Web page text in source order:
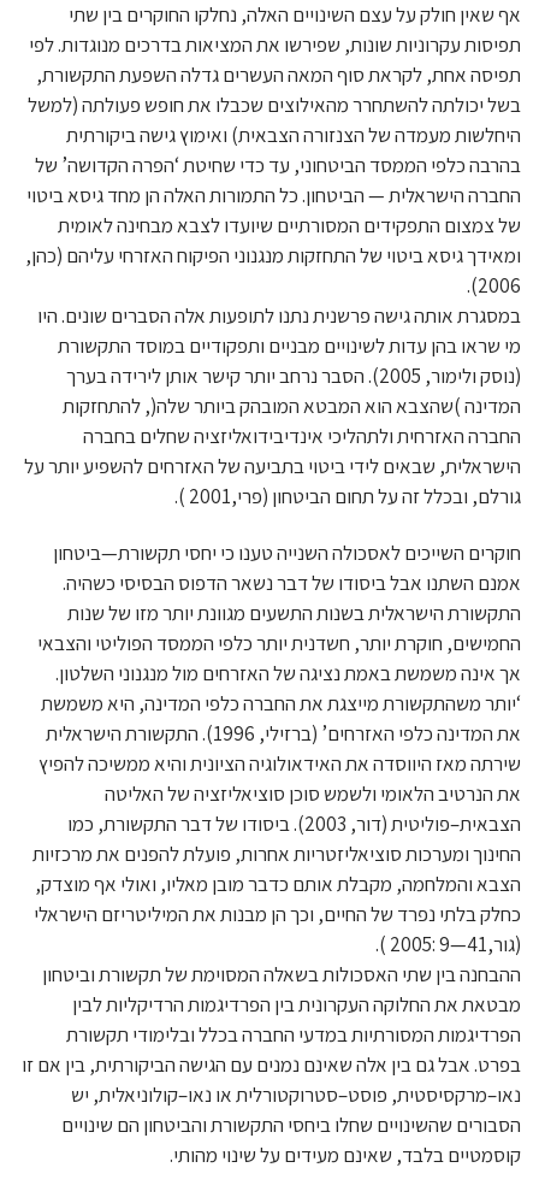
אף שאין חולק על עצם השינויים האלה, נחלקו החוקרים בין שתי
תפיסות עקרוניות שונות, שפירשו את המציאות בדרכים מנוגדות. לפי
תפיסה אחת, לקראת סוף המאה העשרים גדלה השפעת התקשורת,
בשל יכולתה להשתחרר מהאילוצים שכבלו את חופש פעולתה (למשל
היחלשות מעמדה של הצנזורה הצבאית) ואימוץ גישה ביקורתית
בהרבה כלפי הממסד הביטחוני, עד כדי שחיטת ‘הפרה הקדושה’ של
החברה הישראלית — הביטחון. כל התמורות האלה הן מחד גיסא ביטוי
של צמצום התפקידים המסורתיים שיועדו לצבא מבחינה לאומית
ומאידך גיסא ביטוי של התחזקות מנגנוני הפיקוח האזרחי עליהם (כהן,
2006).
במסגרת אותה גישה פרשנית נתנו לתופעות אלה הסברים שונים. היו
מי שראו בהן עדות לשינויים מבניים ותפקודיים במוסד התקשורת
(נוסק ולימור, 2005). הסבר נרחב יותר קישר אותן לירידה בערך
המדינה )שהצבא הוא המבטא המובהק ביותר שלה(, להתחזקות
החברה האזרחית ולתהליכי אינדיבידואליזציה שחלים בחברה
הישראלית, שבאים לידי ביטוי בתביעה של האזרחים להשפיע יותר על
גורלם, ובכלל זה על תחום הביטחון (פרי,2001 ).
חוקרים השייכים לאסכולה השנייה טענו כי יחסי תקשורת—ביטחון
אמנם השתנו אבל ביסודו של דבר נשאר הדפוס הבסיסי כשהיה.
התקשורת הישראלית בשנות התשעים מגוונת יותר מזו של שנות
החמישים, חוקרת יותר, חשדנית יותר כלפי הממסד הפוליטי והצבאי
אך אינה משמשת באמת נציגה של האזרחים מול מנגנוני השלטון.
‘יותר משהתקשורת מייצגת את החברה כלפי המדינה, היא משמשת
את המדינה כלפי האזרחים’ (ברזילי, 1996). התקשורת הישראלית
שירתה מאז היווסדה את האידאולוגיה הציונית והיא ממשיכה להפיץ
את הנרטיב הלאומי ולשמש סוכן סוציאליזציה של האליטה
הצבאית–פוליטית (דור, 2003). ביסודו של דבר התקשורת, כמו
החינוך ומערכות סוציאליזטריות אחרות, פועלת להפנים את מרכזיות
הצבא והמלחמה, מקבלת אותם כדבר מובן מאליו, ואולי אף מוצדק,
כחלק בלתי נפרד של החיים, וכך הן מבנות את המיליטריזם הישראלי
(גור,41—9 :2005 ).
ההבחנה בין שתי האסכולות בשאלה המסוימת של תקשורת וביטחון
מבטאת את החלוקה העקרונית בין הפרדיגמות הרדיקליות לבין
הפרדיגמות המסורתיות במדעי החברה בכלל ובלימודי תקשורת
בפרט. אבל גם בין אלה שאינם נמנים עם הגישה הביקורתית, בין אם זו
נאו–מרקסיסטית, פוסט–סטרוקטורלית או נאו–קולוניאלית, יש
הסבורים שהשינויים שחלו ביחסי התקשורת והביטחון הם שינויים
קוסמטיים בלבד, שאינם מעידים על שינוי מהותי.